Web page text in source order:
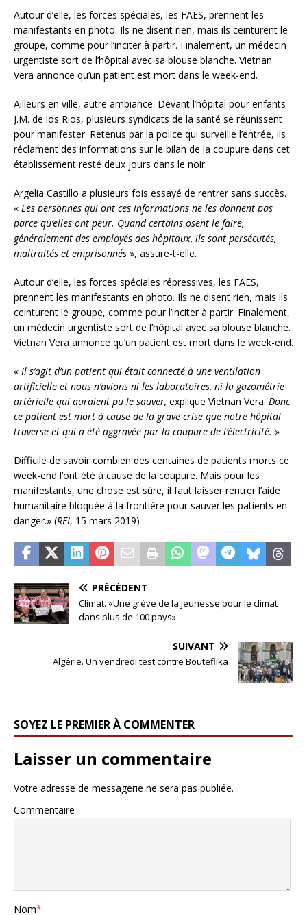
Autour d’elle, les forces spéciales, les FAES, prennent les
manifestants en photo. Ils ne disent rien, mais ils ceinturent le
groupe, comme pour l’inciter à partir. Finalement, un médecin
urgentiste sort de l’hôpital avec sa blouse blanche. Vietnan
Vera annonce qu’un patient est mort dans le week-end.
Ailleurs en ville, autre ambiance. Devant l’hôpital pour enfants
J.M. de los Rios, plusieurs syndicats de la santé se réunissent
pour manifester. Retenus par la police qui surveille l’entrée, ils
réclament des informations sur le bilan de la coupure dans cet
établissement resté deux jours dans le noir.
Argelia Castillo a plusieurs fois essayé de rentrer sans succès.
« Les personnes qui ont ces informations ne les donnent pas
parce qu’elles ont peur. Quand certains osent le faire,
généralement des employés des hôpitaux, ils sont persécutés,
maltraités et emprisonnés », assure-t-elle.
Autour d’elle, les forces spéciales répressives, les FAES,
prennent les manifestants en photo. Ils ne disent rien, mais ils
ceinturent le groupe, comme pour l’inciter à partir. Finalement,
un médecin urgentiste sort de l’hôpital avec sa blouse blanche.
Vietnan Vera annonce qu’un patient est mort dans le week-end.
« Il s’agit d’un patient qui était connecté à une ventilation
artificielle et nous n’avions ni les laboratoires, ni la gazométrie
artérielle qui auraient pu le sauver, explique Vietnan Vera. Donc
ce patient est mort à cause de la grave crise que notre hôpital
traverse et qui a été aggravée par la coupure de l’électricité. »
Difficile de savoir combien des centaines de patients morts ce
week-end l’ont été à cause de la coupure. Mais pour les
manifestants, une chose est sûre, il faut laisser rentrer l’aide
humanitaire bloquée à la frontière pour sauver les patients en
danger.» (RFI, 15 mars 2019)
PRÉCÉDENT
Climat. «Une grève de la jeunesse pour le climat
dans plus de 100 pays»
SUIVANT
Algérie. Un vendredi test contre Bouteflika
SOYEZ LE PREMIER À COMMENTER
Laisser un commentaire
Votre adresse de messagerie ne sera pas publiée.
Commentaire
Nom*